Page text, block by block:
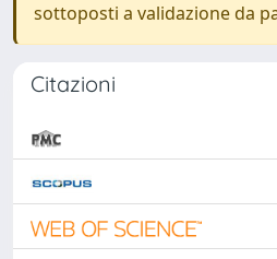
sottoposti a validazione da
Citazioni